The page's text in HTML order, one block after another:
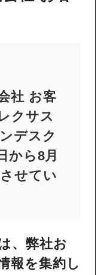
社 お客
クサス
デスク
から8月
せてい
、弊社お
報を集約し